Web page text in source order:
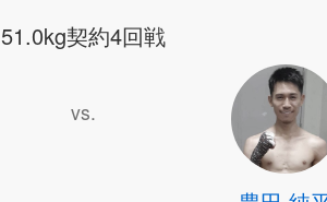
51.0kg契約4回戦
vs.